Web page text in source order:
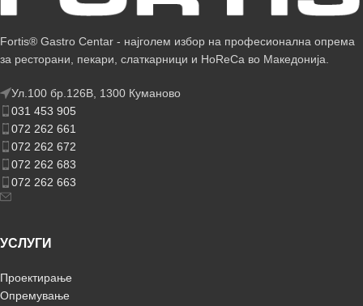
Fortis® Gastro Centar - најголем избор на професионална опрема
за ресторани, пекари, слаткарници и HoReCa во Македонија.
Ул.100 бр.126В, 1300 Куманово
031 453 905
072 262 661
072 262 672
072 262 683
072 262 663
УСЛУГИ
Проектирање
Опремување